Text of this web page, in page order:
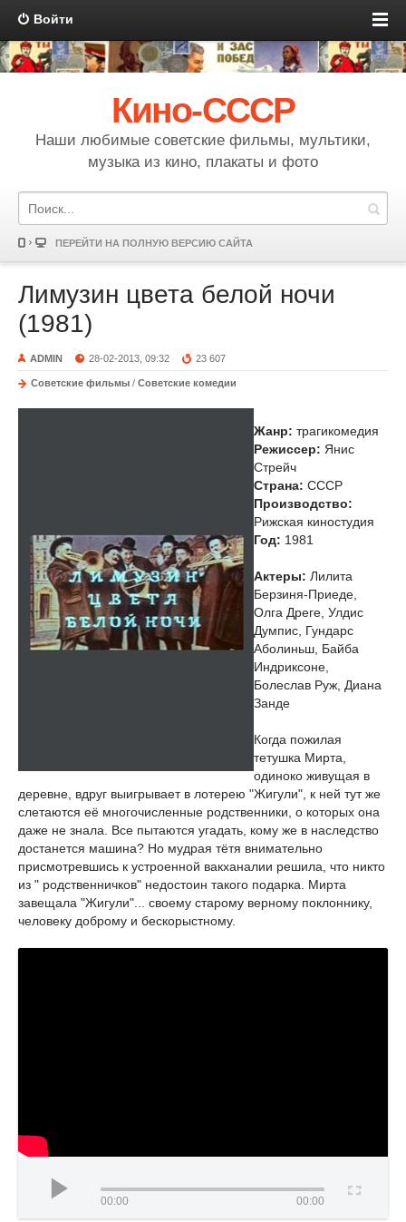
Войти
Кино-СССР
Наши любимые советские фильмы, мультики,
музыка из кино, плакаты и фото
ПЕРЕЙТИ НА ПОЛНУЮ ВЕРСИЮ САЙТА
Лимузин цвета белой ночи
(1981)
ADMIN 28-02-2013, 09:32 23 607
Советские фильмы / Советские комедии
Жанр: трагикомедия
Режиссер: Янис
Стрейч
Страна: СССР
Производство:
Рижская киностудия
Год: 1981
Актеры: Лилита
Берзиня-Приеде,
Олга Дреге, Улдис
Думпис, Гундарс
Аболиньш, Байба
Индриксоне,
Болеслав Руж, Диана
Занде
Когда пожилая
тетушка Мирта,
одиноко живущая в
деревне, вдруг выигрывает в лотерею "Жигули", к ней тут же
слетаются её многочисленные родственники, о которых она
даже не знала. Все пытаются угадать, кому же в наследство
достанется машина? Но мудрая тётя внимательно
присмотревшись к устроенной вакханалии решила, что никто
из " родственничков" недостоин такого подарка. Мирта
завещала "Жигули"... своему старому верному поклоннику,
человеку доброму и бескорыстному.
00:00 00:00